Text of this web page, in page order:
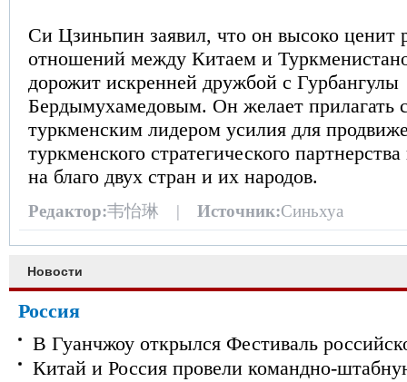
Си Цзиньпин заявил, что он высоко ценит
отношений между Китаем и
дорожит искренней дружбой с Гурбангулы
Бердымухамeдовым. Он желает прилагать
туркменским лидером усилия для
туркменского стратегического
на благо двух стран и их народов.
Редактор:韦怡琳 | Источник:Синьхуа
Новости
Россия
В Гуанчжоу открылся Фестиваль
Китай и Россия провели командно-